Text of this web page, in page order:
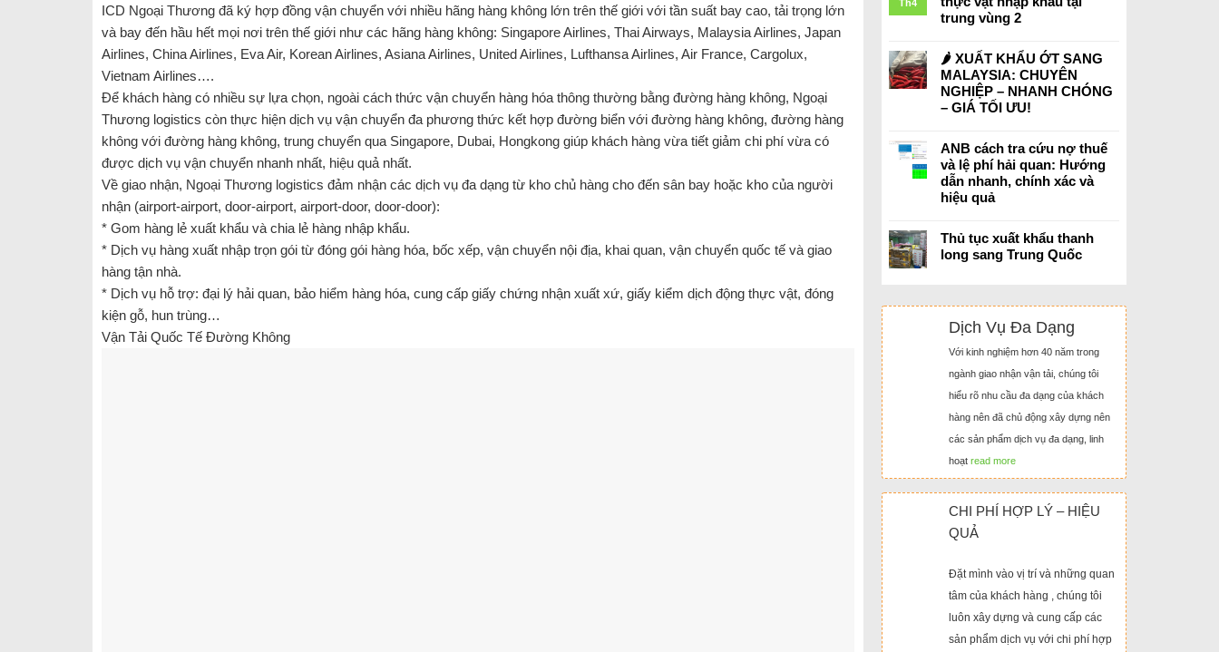
ICD Ngoại Thương đã ký hợp đồng vận chuyển với nhiều hãng hàng không lớn trên thế giới với tần suất bay cao, tải trọng lớn
và bay đến hầu hết mọi nơi trên thế giới như các hãng hàng không: Singapore Airlines, Thai Airways, Malaysia Airlines, Japan
Airlines, China Airlines, Eva Air, Korean Airlines, Asiana Airlines, United Airlines, Lufthansa Airlines, Air France, Cargolux,
Vietnam Airlines….
Để khách hàng có nhiều sự lựa chọn, ngoài cách thức vận chuyển hàng hóa thông thường bằng đường hàng không, Ngoại
Thương logistics còn thực hiện dịch vụ vận chuyển đa phương thức kết hợp đường biển với đường hàng không, đường hàng
không với đường hàng không, trung chuyển qua Singapore, Dubai, Hongkong giúp khách hàng vừa tiết giảm chi phí vừa có
được dịch vụ vận chuyển nhanh nhất, hiệu quả nhất.
Về giao nhận, Ngoại Thương logistics đảm nhận các dịch vụ đa dạng từ kho chủ hàng cho đến sân bay hoặc kho của người
nhận (airport-airport, door-airport, airport-door, door-door):
* Gom hàng lẻ xuất khẩu và chia lẻ hàng nhập khẩu.
* Dịch vụ hàng xuất nhập trọn gói từ đóng gói hàng hóa, bốc xếp, vận chuyển nội địa, khai quan, vận chuyển quốc tế và giao
hàng tận nhà.
* Dịch vụ hỗ trợ: đại l‎ý hải quan, bảo hiểm hàng hóa, cung cấp giấy chứng nhận xuất xứ, giấy kiểm dịch động thực vật, đóng
kiện gỗ, hun trùng…
Vận Tải Quốc Tế Đường Không
Th4
trung vùng 2
🌶️ XUẤT KHẨU ỚT SANG
MALAYSIA: CHUYÊN
NGHIỆP – NHANH CHÓNG
– GIÁ TỐI ƯU!
ANB cách tra cứu nợ thuế
và lệ phí hải quan: Hướng
dẫn nhanh, chính xác và
hiệu quả
Thủ tục xuất khẩu thanh
long sang Trung Quốc
Dịch Vụ Đa Dạng
Với kinh nghiệm hơn 40 năm trong
ngành giao nhận vận tải, chúng tôi
hiểu rõ nhu cầu đa dạng của khách
hàng nên đã chủ động xây dựng nên
các sản phẩm dịch vụ đa dạng, linh
hoạtread more
CHI PHÍ HỢP LÝ – HIỆU
QUẢ
Đặt mình vào vị trí và những quan
tâm của khách hàng , chúng tôi
luôn xây dựng và cung cấp các
sản phẩm dịch vụ với chi phí hợp